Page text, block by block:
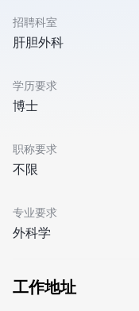
招聘科室
肝胆外科
学历要求
博士
职称要求
不限
专业要求
外科学
工作地址